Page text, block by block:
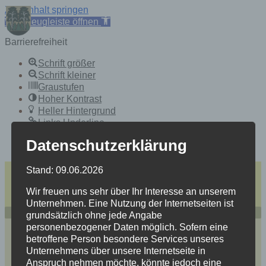
Zum Inhalt springen
Werkzeugleiste öffnen
Barrierefreiheit
Schrift größer
Schrift kleiner
Graustufen
Hoher Kontrast
Heller Hintergrund
Links Underline
Zurücksetzen
contentHeidersdorf
Mitten im Spielzeugland Erzgebirge
Datenschutzerklärung
Stand: 09.06.2026
Wir freuen uns sehr über Ihr Interesse an unserem
Unternehmen. Eine Nutzung der Internetseiten ist
grundsätzlich ohne jede Angabe
personenbezogener Daten möglich. Sofern eine
betroffene Person besondere Services unseres
Unternehmens über unsere Internetseite in
Anspruch nehmen möchte, könnte jedoch eine